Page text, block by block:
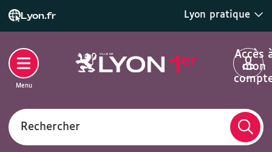
Lyon.fr Lyon pratique
Rechercher
Accès
mon
Menu